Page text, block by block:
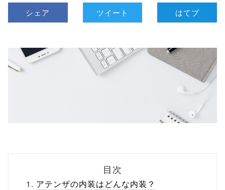
シェア ツイート はてブ
目次
アテンザの内装はどんな内装？